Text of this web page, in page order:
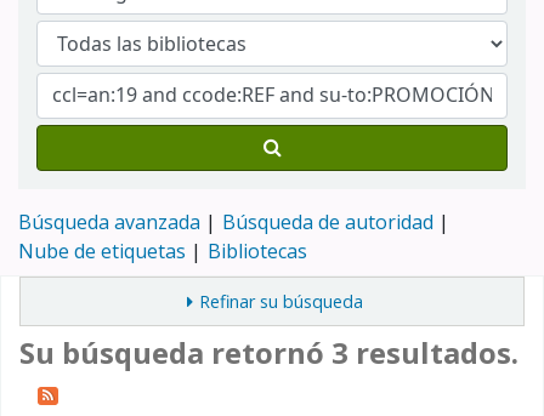
Búsqueda avanzada
Búsqueda de autoridad
Nube de etiquetas
Bibliotecas
Refinar su búsqueda
Su búsqueda retornó 3 resultados.